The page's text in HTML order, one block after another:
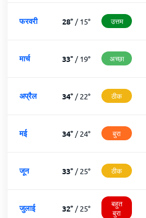
फरवरी 28°/15° उत्तम
मार्च 33°/19° अच्छा
अप्रैल 34°/22° ठीक
मई 34°/24° बुरा
जून 33°/25° ठीक
जुलाई 32°/25°
बहुत
बुरा